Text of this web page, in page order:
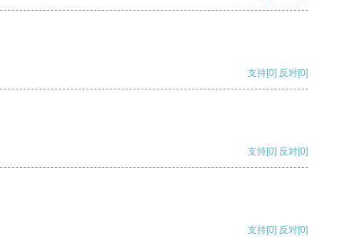
支持[0] 反对[0]
支持[0] 反对[0]
支持[0] 反对[0]